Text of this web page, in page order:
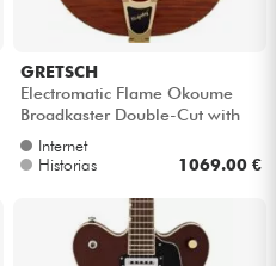
GRETSCH
Electromatic Flame Okoume
Broadkaster Double-Cut with
Bigsby Ltd - Roundup orange
stain
Internet
Historias
1069.00 €